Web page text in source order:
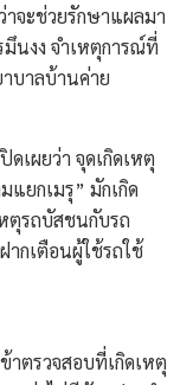
าจะช่วยรักษาแผลมา
นงง จำเหตุการณ์ที่
บาลบ้านค่าย
เผยว่า จุดเกิดเหตุ
แยกเมรุ” มักเกิด
ตุรถบัสชนกับรถ
ากเตือนผู้ใช้รถใช้
าตรวจสอบที่เกิดเหตุ